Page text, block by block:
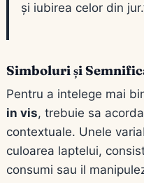
și iubirea celor din
Simboluri și
Pentru a intelege mai
in vis, trebuie sa
contextuale. Unele
culoarea laptelui,
consumi sau il